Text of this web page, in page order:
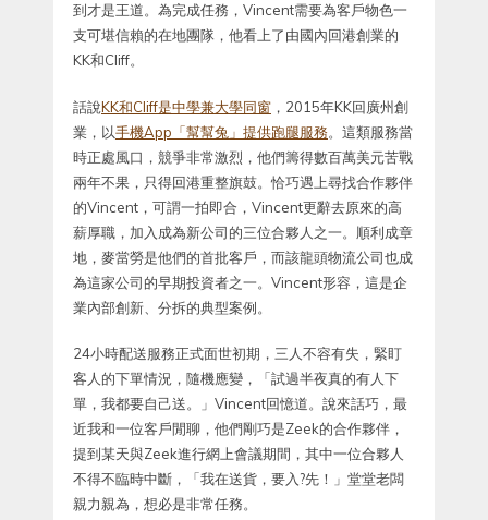
到才是王道。為完成任務，Vincent需要為客戶物色一
支可堪信賴的在地團隊，他看上了由國內回港創業的
KK和Cliff。
話說KK和Cliff是中學兼大學同窗 ，2015年KK回廣州創
業，以手機App「幫幫兔」提供跑腿服務。這類服務當
時正處風口，競爭非常激烈，他們籌得數百萬美元苦戰
兩年不果，只得回港重整旗鼓。恰巧遇上尋找合作夥伴
的Vincent，可謂一拍即合，Vincent更辭去原來的高
薪厚職，加入成為新公司的三位合夥人之一。順利成章
地，麥當勞是他們的首批客戶，而該龍頭物流公司也成
為這家公司的早期投資者之一。Vincent形容，這是企
業內部創新、分拆的典型案例。
24小時配送服務正式面世初期，三人不容有失，緊盯
客人的下單情況，隨機應變，「試過半夜真的有人下
單，我都要自己送。」Vincent回憶道。說來話巧，最
近我和一位客戶閒聊，他們剛巧是Zeek的合作夥伴，
提到某天與Zeek進行網上會議期間，其中一位合夥人
不得不臨時中斷，「我在送貨，要入?先！」堂堂老闆
親力親為，想必是非常任務。